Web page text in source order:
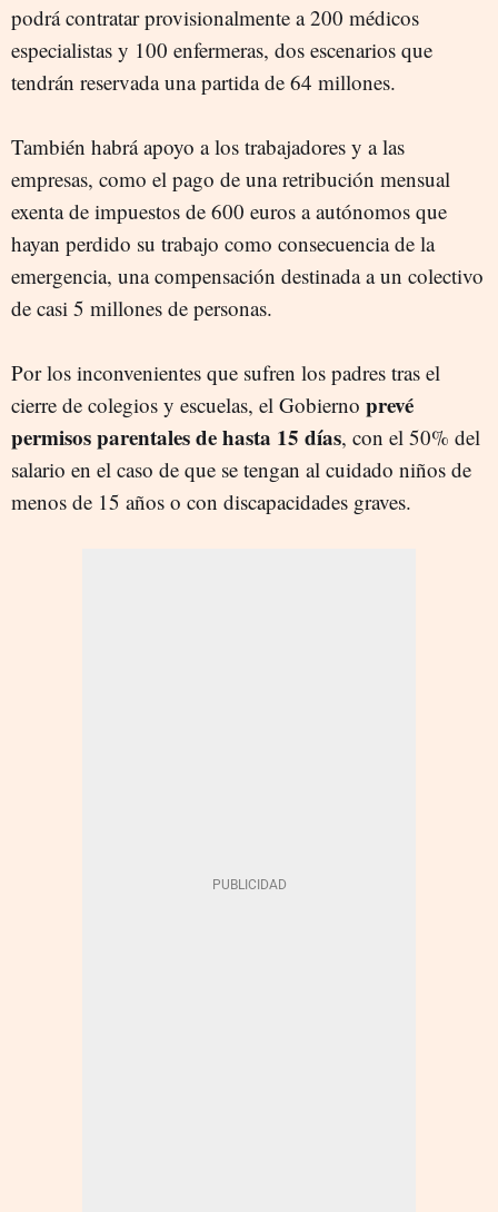
podrá contratar provisionalmente a 200 médicos
especialistas y 100 enfermeras, dos escenarios que
tendrán reservada una partida de 64 millones.
También habrá apoyo a los trabajadores y a las
empresas, como el pago de una retribución mensual
exenta de impuestos de 600 euros a autónomos que
hayan perdido su trabajo como consecuencia de la
emergencia, una compensación destinada a un colectivo
de casi 5 millones de personas.
Por los inconvenientes que sufren los padres tras el
cierre de colegios y escuelas, el Gobierno prevé
permisos parentales de hasta 15 días, con el 50% del
salario en el caso de que se tengan al cuidado niños de
menos de 15 años o con discapacidades graves.